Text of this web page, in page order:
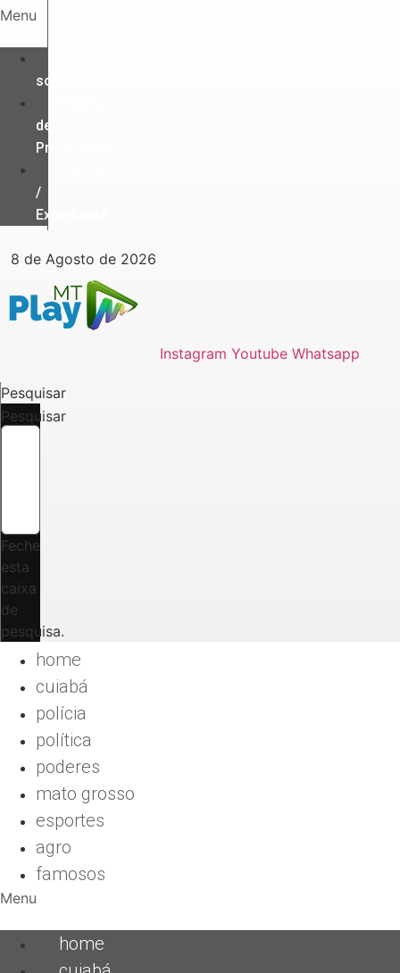
Ir
o
conteúdo
Menu
somos
de
Privacidade
/
Expediente
8 de Agosto de 2026
Instagram Youtube Whatsapp
Pesquisar
Pesquisar
Feche
esta
caixa
de
pesquisa.
home
cuiabá
polícia
política
poderes
mato grosso
esportes
agro
famosos
Menu
home